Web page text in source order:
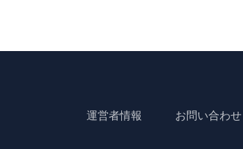
運営者情報 お問い合わせ